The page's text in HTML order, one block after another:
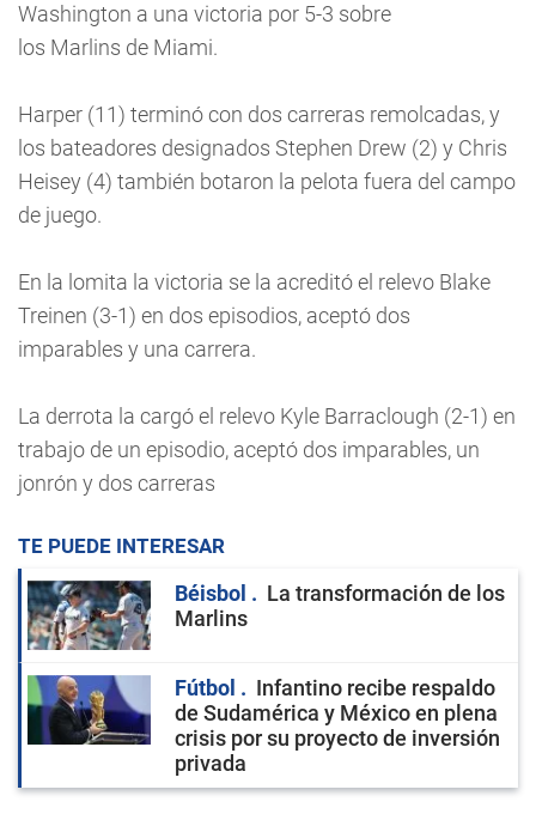
Washington a una victoria por 5-3 sobre
los Marlins de Miami.
Harper (11) terminó con dos carreras remolcadas, y
los bateadores designados Stephen Drew (2) y Chris
Heisey (4) también botaron la pelota fuera del campo
de juego.
En la lomita la victoria se la acreditó el relevo Blake
Treinen (3-1) en dos episodios, aceptó dos
imparables y una carrera.
La derrota la cargó el relevo Kyle Barraclough (2-1) en
trabajo de un episodio, aceptó dos imparables, un
jonrón y dos carreras
TE PUEDE INTERESAR
Béisbol
La transformación de los
Marlins
Fútbol
Infantino recibe respaldo
de Sudamérica y México en plena
crisis por su proyecto de inversión
privada